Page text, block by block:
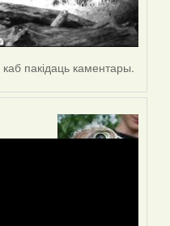
каб пакідаць каментары.